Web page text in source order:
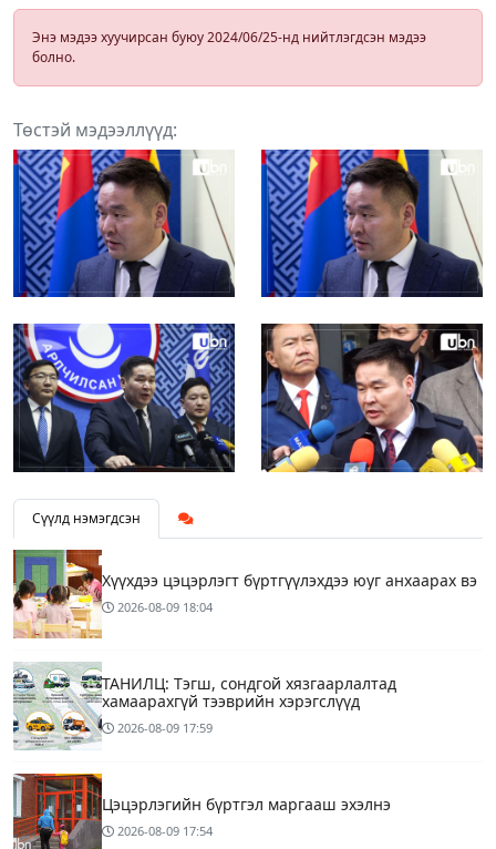
Энэ мэдээ хуучирсан буюу 2024/06/25-нд нийтлэгдсэн мэдээ
болно.
Төстэй мэдээллүүд:
Сүүлд нэмэгдсэн
Хүүхдээ цэцэрлэгт бүртгүүлэхдээ юуг анхаарах вэ
2026-08-09 18:04
ТАНИЛЦ: Тэгш, сондгой хязгаарлалтад
хамаарахгүй тээврийн хэрэгслүүд
2026-08-09 17:59
Цэцэрлэгийн бүртгэл маргааш эхэлнэ
2026-08-09 17:54